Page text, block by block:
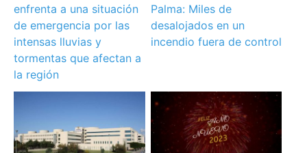
enfrenta a una situación
de emergencia por las
intensas lluvias y
tormentas que afectan a
la región
Palma: Miles de
desalojados en un
incendio fuera de control